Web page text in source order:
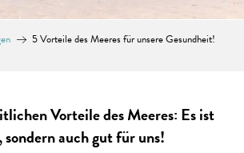
5 Vorteile des Meeres für unsere Gesundheit!
Vorteile des Meeres: Es ist
auch gut für uns!